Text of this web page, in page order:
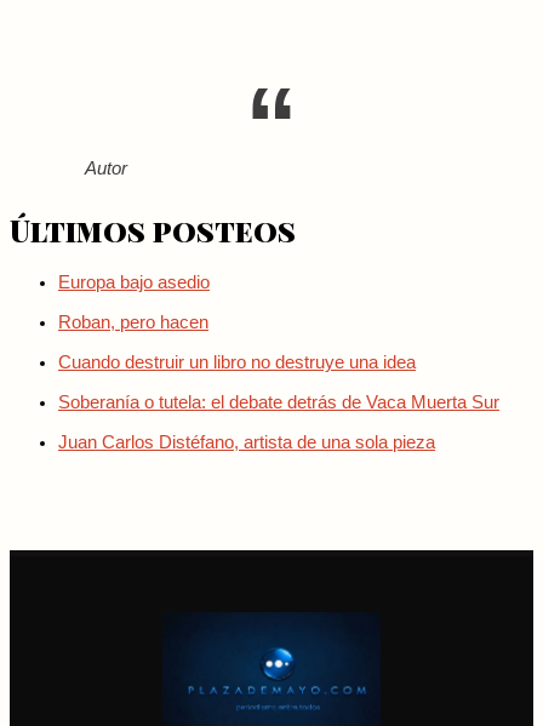
Autor
Últimos posteos
Europa bajo asedio
Roban, pero hacen
Cuando destruir un libro no destruye una idea
Soberanía o tutela: el debate detrás de Vaca Muerta Sur
Juan Carlos Distéfano, artista de una sola pieza